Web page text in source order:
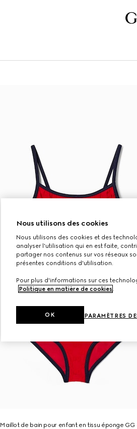
Maillot de bain pour enfant en tissu éponge GG
Nous utilisons des cookies
Nous utilisons des cookies et des
analyser l'utilisation qui en est faite,
partager nos contenus sur vos réseaux
présentes conditions d'utilisation.
Pour plus d'informations sur ces
Politique en matière de cookies.
PARAMÈTRES
OK